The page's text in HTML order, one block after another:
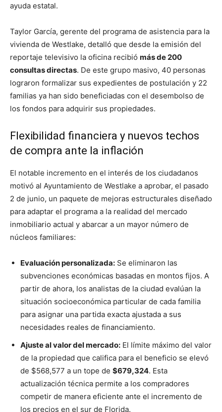
ayuda estatal.
Taylor García, gerente del programa de asistencia para la
vivienda de Westlake, detalló que desde la emisión del
reportaje televisivo la oficina recibió más de 200
consultas directas. De este grupo masivo, 40 personas
lograron formalizar sus expedientes de postulación y 22
familias ya han sido beneficiadas con el desembolso de
los fondos para adquirir sus propiedades.
Flexibilidad financiera y nuevos techos
de compra ante la inflación
El notable incremento en el interés de los ciudadanos
motivó al Ayuntamiento de Westlake a aprobar, el pasado
2 de junio, un paquete de mejoras estructurales diseñado
para adaptar el programa a la realidad del mercado
inmobiliario actual y abarcar a un mayor número de
núcleos familiares:
Evaluación personalizada: Se eliminaron las
subvenciones económicas basadas en montos fijos. A
partir de ahora, los analistas de la ciudad evalúan la
situación socioeconómica particular de cada familia
para asignar una partida exacta ajustada a sus
necesidades reales de financiamiento.
Ajuste al valor del mercado: El límite máximo del valor
de la propiedad que califica para el beneficio se elevó
de $568,577 a un tope de $679,324. Esta
actualización técnica permite a los compradores
competir de manera eficiente ante el incremento de
los precios en el sur de Florida.